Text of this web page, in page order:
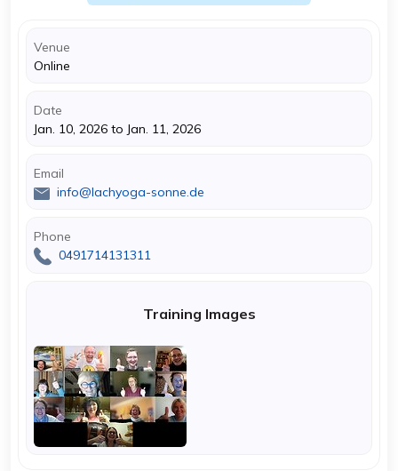
Venue
Online
Date
Jan. 10, 2026 to Jan. 11, 2026
Email
info@lachyoga-sonne.de
Phone
0491714131311
Training Images